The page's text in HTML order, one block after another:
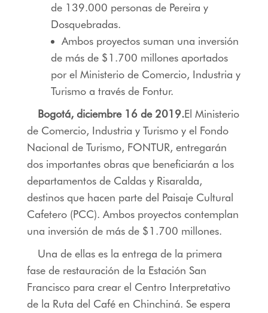
de 139.000 personas de Pereira y
Dosquebradas.
Ambos proyectos suman una inversión
de más de $1.700 millones aportados
por el Ministerio de Comercio, Industria y
Turismo a través de Fontur.
Bogotá, diciembre 16 de 2019.El Ministerio
de Comercio, Industria y Turismo y el Fondo
Nacional de Turismo, FONTUR, entregarán
dos importantes obras que beneficiarán a los
departamentos de Caldas y Risaralda,
destinos que hacen parte del Paisaje Cultural
Cafetero (PCC). Ambos proyectos contemplan
una inversión de más de $1.700 millones.
Una de ellas es la entrega de la primera
fase de restauración de la Estación San
Francisco para crear el Centro Interpretativo
de la Ruta del Café en Chinchiná. Se espera